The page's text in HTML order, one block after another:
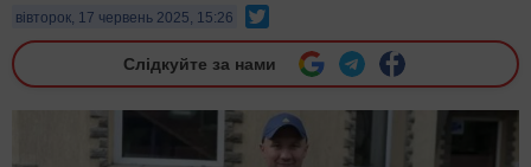
вівторок, 17 червень 2025, 15:26
Слідкуйте за нами